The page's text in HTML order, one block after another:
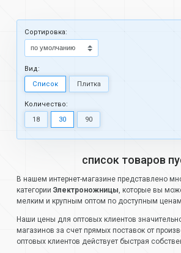
Cортировка:
Вид:
Список
Плитка
Количество:
18
30 90
список товаров
В нашем интернет-магазине представлено
категории Электроножницы , которые вы
мелким и крупным оптом по доступным ценам.
Наши цены для оптовых клиентов
магазинов за счет прямых поставок от
оптовых клиентов действует быстрая